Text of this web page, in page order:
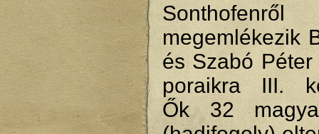
Sonthofenről
megemlékezik
és Szabó
poraikra III.
Ők 32